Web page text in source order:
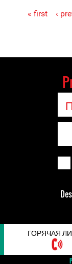
Pages« first ‹
ГОРЯЧАЯ